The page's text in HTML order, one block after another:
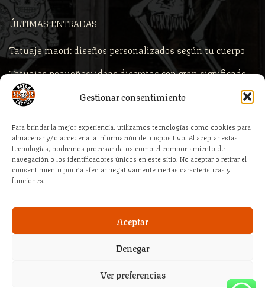
Gestionar consentimiento
Para brindar la mejor experiencia, utilizamos tecnologías como cookies para
almacenar y/o acceder a la información del dispositivo. Al aceptar estas
tecnologías, podremos procesar datos como el comportamiento de
navegación o los identificadores únicos en este sitio. No aceptar o retirar el
consentimiento podría afectar negativamente ciertas características y
funciones.
Aceptar
Denegar
Ver preferencias
ÚLTIMAS ENTRADAS
Tatuaje maorí: diseños personalizados según tu cuerpo
Tatuajes pequeños: ideas discretas con gran significado
Comprar piercings según la zona del cuerpo
clave la calidad profesional
Cómo elegir la medida correcta de tu piercing al comprar
online